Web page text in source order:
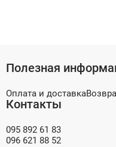
Полезная
Оплата и доставка
Контакты
095 892 61 83
096 621 88 52